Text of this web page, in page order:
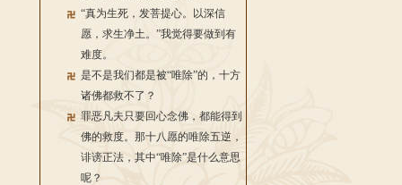
“真为生死，发菩提心。以深信
愿，求生净土。”我觉得要做到有
难度。
是不是我们都是被“唯除”的，十方
诸佛都救不了？
罪恶凡夫只要回心念佛，都能得到
佛的救度。那十八愿的唯除五逆，
诽谤正法，其中“唯除”是什么意思
呢？